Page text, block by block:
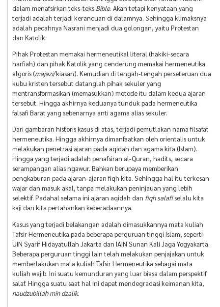
dalam menafsirkan teks-teks Bible. Akan tetapi kenyataan yang
terjadi adalah terjadi kerancuan di dalamnya. Sehingga klimaksnya
adalah pecahnya Nasrani menjadi dua golongan, yaitu Protestan
dan Katolik.
Pihak Protestan memakai hermeneutikal literal (hakiki-secara
harfiah) dan pihak Katolik yang cenderung memakai hermeneutika
algoris (majazi/kiasan). Kemudian di tengah-tengah perseteruan dua
kubu kristen tersebut datanglah pihak sekuler yang
mentransformasikan (memasukkan) metode itu dalam kedua ajaran
tersebut. Hingga akhirnya keduanya tunduk pada hermeneutika
falsafi Barat yang sebenarnya anti agama alias sekuler.
Dari gambaran historis kasus di atas, terjadi pemutlakan nama filsafat
hermeneutika. Hingga akhirnya dimanfaatkan oleh orientalis untuk
melakukan penetrasi ajaran pada aqidah dan agama kita (Islam).
Hingga yang terjadi adalah penafsiran al-Quran, hadits, secara
serampangan alias ngawur. Bahkan berupaya memberikan
pengkaburan pada ajaran-ajaran fiqh kita. Sehingga hal itu terkesan
wajar dan masuk akal, tanpa melakukan peninjauan yang lebih
selektif. Padahal selama ini ajaran aqidah dan fiqh salafiselalu kita
kaji dan kita pertahankan keberadaannya.
Kasus yang terjadi belakangan adalah dimasukkannya mata kuliah
Tafsir Hermeneutika pada beberapa perguruan tinggi Islam, seperti
UIN Syarif Hidayatullah Jakarta dan IAIN Sunan Kali Jaga Yogyakarta.
Beberapa perguruan tinggi lain telah melakukan penjajakan untuk
memberlakukan mata kuliah Tafsir Hermeneutika sebagai mata
kuliah wajib. Ini suatu kemunduran yang luar biasa dalam perspektif
salaf. Hingga suatu saat hal ini dapat mendegradasi keimanan kita,
naudzubillah min dzalik.